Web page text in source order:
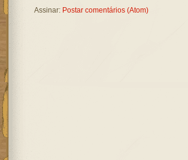
Assinar: Postar comentários (Atom)